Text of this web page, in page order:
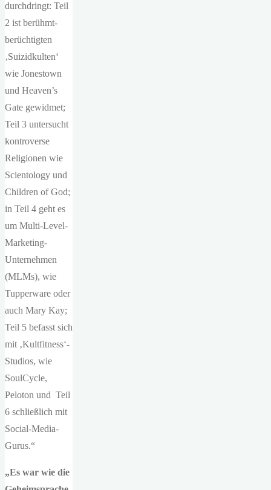
durchdringt: Teil
2 ist berühmt-
berüchtigten
‚Suizidkulten‘
wie Jonestown
und Heaven’s
Gate gewidmet;
Teil 3 untersucht
kontroverse
Religionen wie
Scientology und
Children of God;
in Teil 4 geht es
um Multi-Level-
Marketing-
Unternehmen
(MLMs), wie
Tupperware oder
auch Mary Kay;
Teil 5 befasst sich
mit ‚Kultfitness‘-
Studios, wie
SoulCycle,
Peloton und Teil
6 schließlich mit
Social-Media-
Gurus.“
„Es war wie die